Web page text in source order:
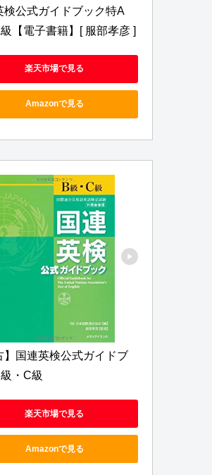
検公式ガイドブック特A
【電子書籍】[ 服部孝彦 ]
楽天市場で見る
Amazonで見る
】国連英検公式ガイドブ
・C級
楽天市場で見る
Amazonで見る